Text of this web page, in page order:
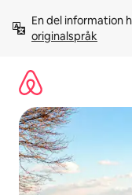
innehåll
En del information
originalspråk